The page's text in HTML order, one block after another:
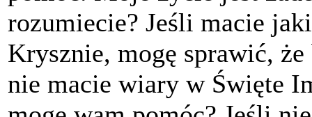
rozumiecie? Jeśli macie
Krysznie, mogę sprawić,
nie macie wiary w Święte